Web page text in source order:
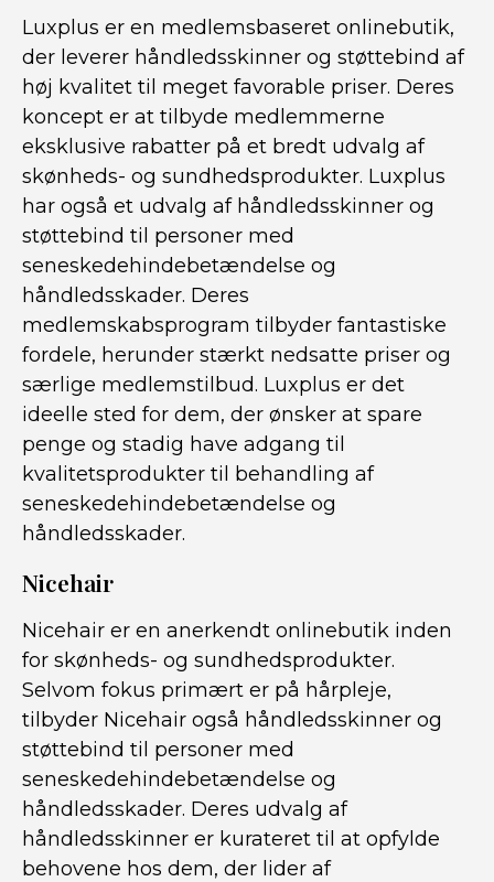
Luxplus er en medlemsbaseret onlinebutik,
der leverer håndledsskinner og støttebind af
høj kvalitet til meget favorable priser. Deres
koncept er at tilbyde medlemmerne
eksklusive rabatter på et bredt udvalg af
skønheds- og sundhedsprodukter. Luxplus
har også et udvalg af håndledsskinner og
støttebind til personer med
seneskedehindebetændelse og
håndledsskader. Deres
medlemskabsprogram tilbyder fantastiske
fordele, herunder stærkt nedsatte priser og
særlige medlemstilbud. Luxplus er det
ideelle sted for dem, der ønsker at spare
penge og stadig have adgang til
kvalitetsprodukter til behandling af
seneskedehindebetændelse og
håndledsskader.
Nicehair
Nicehair er en anerkendt onlinebutik inden
for skønheds- og sundhedsprodukter.
Selvom fokus primært er på hårpleje,
tilbyder Nicehair også håndledsskinner og
støttebind til personer med
seneskedehindebetændelse og
håndledsskader. Deres udvalg af
håndledsskinner er kurateret til at opfylde
behovene hos dem, der lider af